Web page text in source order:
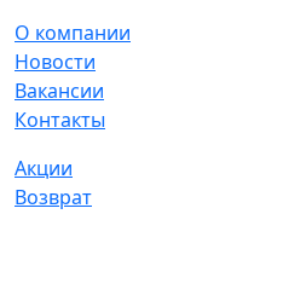
О компании
Новости
Вакансии
Контакты
Акции
Возврат